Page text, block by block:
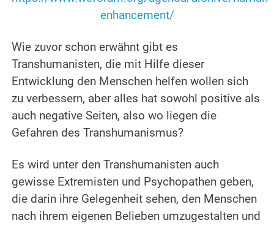
enhancement/
Wie zuvor schon erwähnt gibt es
Transhumanisten, die mit Hilfe dieser
Entwicklung den Menschen helfen wollen sich
zu verbessern, aber alles hat sowohl positive als
auch negative Seiten, also wo liegen die
Gefahren des Transhumanismus?
Es wird unter den Transhumanisten auch
gewisse Extremisten und Psychopathen geben,
die darin ihre Gelegenheit sehen, den Menschen
nach ihrem eigenen Belieben umzugestalten und